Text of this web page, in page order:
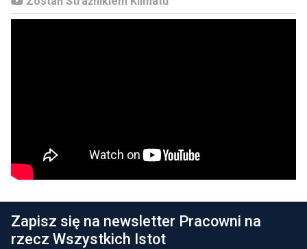
Zapisz się na newsletter Pracowni na
rzecz Wszystkich Istot